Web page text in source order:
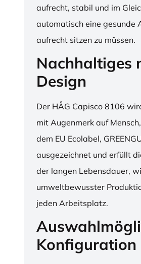
aufrecht, stabil und im
automatisch eine gesunde
aufrecht sitzen zu müssen.
Nachhaltiges
Design
Der HÅG Capisco 8106
mit Augenmerk auf
dem EU Ecolabel,
ausgezeichnet und erfüllt
der langen Lebensdauer,
umweltbewusster
jeden Arbeitsplatz.
Konfiguration